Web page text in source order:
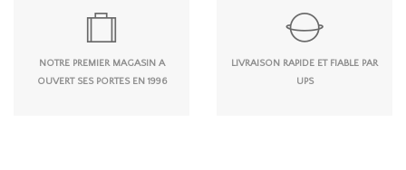
NOTRE PREMIER MAGASIN A
OUVERT SES PORTES EN 1996
LIVRAISON RAPIDE ET FIABLE PAR
UPS